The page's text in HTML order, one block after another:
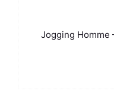
Jogging Homme